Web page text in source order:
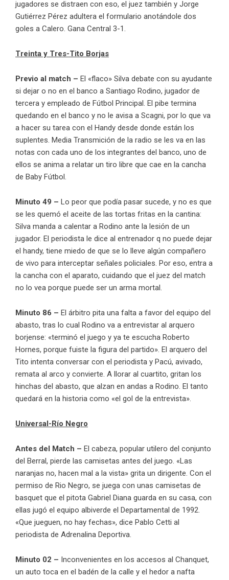
jugadores se distraen con eso, el juez también y Jorge
Gutiérrez Pérez adultera el formulario anotándole dos
goles a Calero. Gana Central 3-1.
Treinta y Tres-Tito Borjas
Previo al match – El «flaco» Silva debate con su ayudante
si dejar o no en el banco a Santiago Rodino, jugador de
tercera y empleado de Fútbol Principal. El pibe termina
quedando en el banco y no le avisa a Scagni, por lo que va
a hacer su tarea con el Handy desde donde están los
suplentes. Media Transmición de la radio se les va en las
notas con cada uno de los integrantes del banco, uno de
ellos se anima a relatar un tiro libre que cae en la cancha
de Baby Fútbol.
Minuto 49 – Lo peor que podía pasar sucede, y no es que
se les quemó el aceite de las tortas fritas en la cantina:
Silva manda a calentar a Rodino ante la lesión de un
jugador. El periodista le dice al entrenador q no puede dejar
el handy, tiene miedo de que se lo lleve algún compañero
de vivo para interceptar señales policiales. Por eso, entra a
la cancha con el aparato, cuidando que el juez del match
no lo vea porque puede ser un arma mortal.
Minuto 86 – El árbitro pita una falta a favor del equipo del
abasto, tras lo cual Rodino va a entrevistar al arquero
borjense: «terminó el juego y ya te escucha Roberto
Hornes, porque fuiste la figura del partido». El arquero del
Tito intenta conversar con el periodista y Pacú, avivado,
remata al arco y convierte. A llorar al cuartito, gritan los
hinchas del abasto, que alzan en andas a Rodino. El tanto
quedará en la historia como «el gol de la entrevista».
Universal-Río Negro
Antes del Match – El cabeza, popular utilero del conjunto
del Berral, pierde las camisetas antes del juego. «Las
naranjas no, hacen mal a la vista» grita un dirigente. Con el
permiso de Rio Negro, se juega con unas camisetas de
basquet que el pitota Gabriel Diana guarda en su casa, con
ellas jugó el equipo albiverde el Departamental de 1992.
«Que jueguen, no hay fechas», dice Pablo Cetti al
periodista de Adrenalina Deportiva.
Minuto 02 – Inconvenientes en los accesos al Chanquet,
un auto toca en el badén de la calle y el hedor a nafta